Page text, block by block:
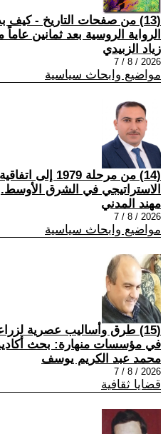
(13) من صفحات التاريخ - كيف
الرواية الروسية بعد ثمانين
زياد الزبيدي
2026 / 8 / 7
مواضيع وابحاث سياسية
(14) من مرحلة
الاستراتيجي في الشرق الأوسط.
مهند المدني
2026 / 8 / 7
مواضيع وابحاث سياسية
(15) طرق وأساليب عصرية
في مؤسسات منهارة: بحث
محمد عبد الكريم يوسف
2026 / 8 / 7
قضايا ثقافية